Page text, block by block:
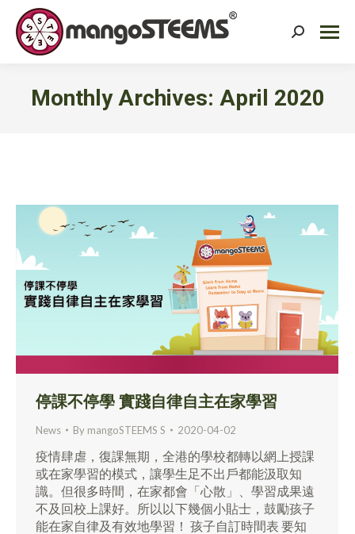
Search:
Monthly Archives: April 2020
停課不停學 實踐自律自主在家學習
News By mangoSTEEMS S 2020-04-02
疫情肆虐，復課無期，全港的學校都轉以網上授課
或在家學習的模式，讓學生足不出戶都能汲取知
識。但很多時間，在家都會「心散」、學習成果遠
不及回校上課好。所以以下幾個小貼士，鼓勵孩子
能在家自律及有效地學習！ 孩子自訂時間表 要知